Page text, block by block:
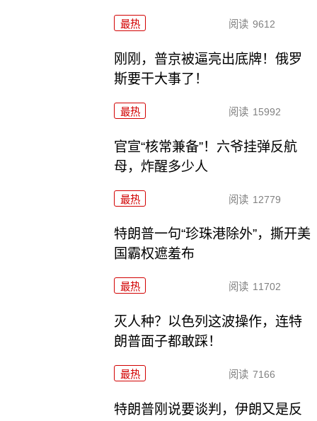
最热 阅读 9612
刚刚，普京被逼亮出底牌！俄罗
斯要干大事了！
最热 阅读 15992
官宣“核常兼备”！六爷挂弹反航
母，炸醒多少人
最热 阅读 12779
特朗普一句“珍珠港除外”，撕开美
国霸权遮羞布
最热 阅读 11702
灭人种？以色列这波操作，连特
朗普面子都敢踩！
最热 阅读 7166
特朗普刚说要谈判，伊朗又是反